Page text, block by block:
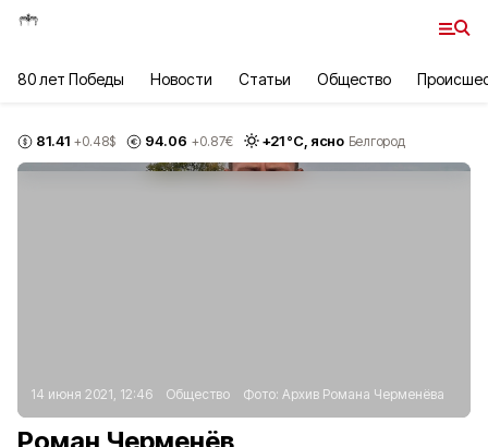
80 лет Победы Новости Статьи Общество
81.41 +0.48$ 94.06 +0.87€ +21°С, ясно Белгород
14 июня 2021, 12:46 Общество Фото: Архив Романа Черменёва